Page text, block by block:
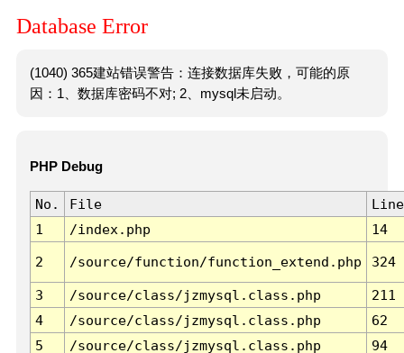
Database Error
(1040) 365建站错误警告：连接数据库失败，可能的原
因：1、数据库密码不对; 2、mysql未启动。
PHP Debug
No. File
Line
1
/index.php 14
2 /source/function/function_extend.php 324
3 /source/class/jzmysql.class.php
211
4
/source/class/jzmysql.class.php
62
5
/source/class/jzmysql.class.php
94